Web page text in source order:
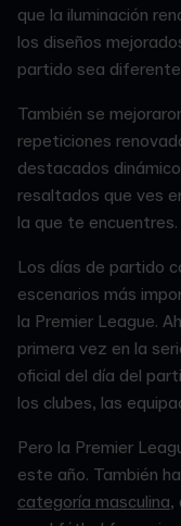
que la iluminación
los diseños
partido sea
También se
repeticiones
destacados
resaltados que ves
la que te encuentres.
Los días de partido
escenarios más
la Premier League.
primera vez en la
oficial del día del
los clubes, las
Pero la Premier
este año. También
categoría masculina,